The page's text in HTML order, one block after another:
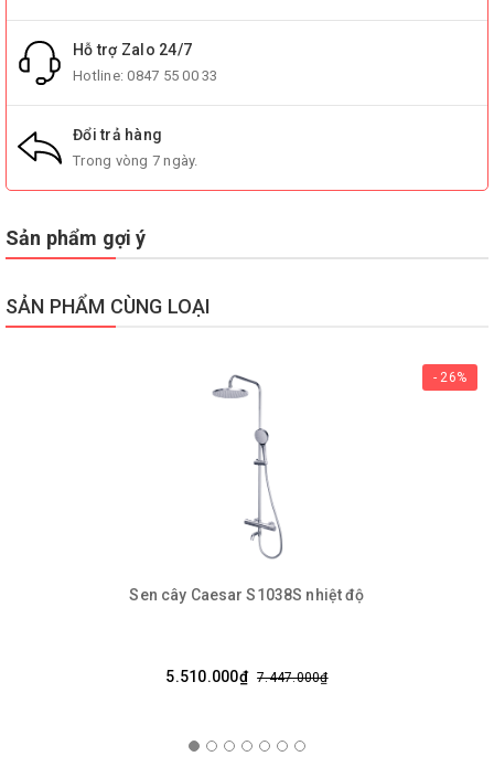
Hỗ trợ Zalo 24/7
Hotline:0847 55 00 33
Đổi trả hàng
Trong vòng 7 ngày.
Sản phẩm gợi ý
SẢN PHẨM CÙNG LOẠI
- 26%
Sen cây Caesar S1038S nhiệt độ
5.510.000₫ 7.447.000₫